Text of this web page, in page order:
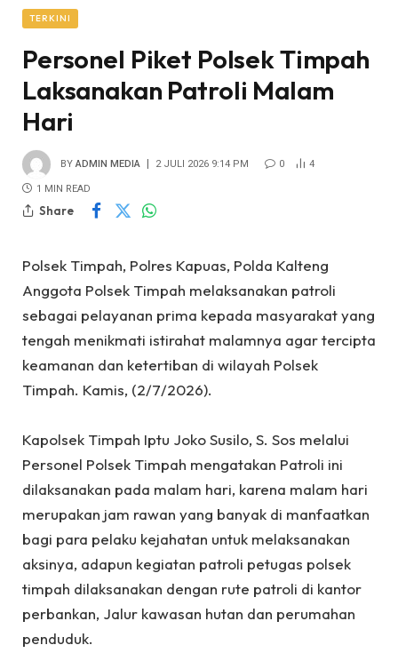
TERKINI
Personel Piket Polsek Timpah
Laksanakan Patroli Malam
Hari
BY ADMIN MEDIA 2 JULI 2026 9:14 PM 0 4
1 MIN READ
Share
Polsek Timpah, Polres Kapuas, Polda Kalteng
Anggota Polsek Timpah melaksanakan patroli
sebagai pelayanan prima kepada masyarakat yang
tengah menikmati istirahat malamnya agar tercipta
keamanan dan ketertiban di wilayah Polsek
Timpah. Kamis, (2/7/2026).
‎Kapolsek Timpah Iptu Joko Susilo, S. Sos melalui
Personel Polsek Timpah mengatakan Patroli ini
dilaksanakan pada malam hari, karena malam hari
merupakan jam rawan yang banyak di manfaatkan
bagi para pelaku kejahatan untuk melaksanakan
aksinya, adapun kegiatan patroli petugas polsek
timpah dilaksanakan dengan rute patroli di kantor
perbankan, Jalur kawasan hutan dan perumahan
penduduk.